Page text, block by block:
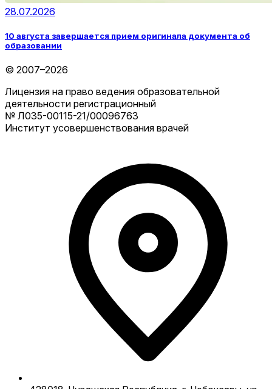
28.07.2026
10 августа завершается прием оригинала документа об
образовании
© 2007–2026
Лицензия на право ведения образовательной
деятельности регистрационный
№ Л035-00115-21/00096763
Институт усовершенствования врачей